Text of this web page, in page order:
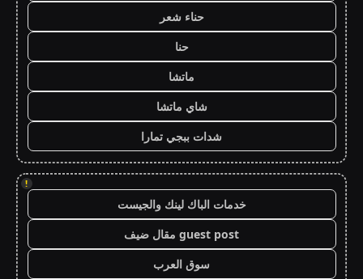
حناء شعر
حنا
ماتشا
شاي ماتشا
شدات ببجي تمارا
!
خدمات الباك لينك والجيست
guest post مقال ضيف
سوق العرب